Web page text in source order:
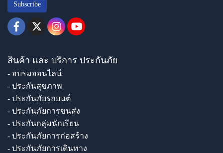
Subscribe
สินค้า และ บริการ ประกันภัย
- อบรมออนไลน์
- ประกันสุขภาพ
- ประกันภัยรถยนต์
- ประกันภัยการขนส่ง
- ประกันกลุ่มนักเรียน
- ประกันภัยการก่อสร้าง
- ประกันภัยการเดินทาง